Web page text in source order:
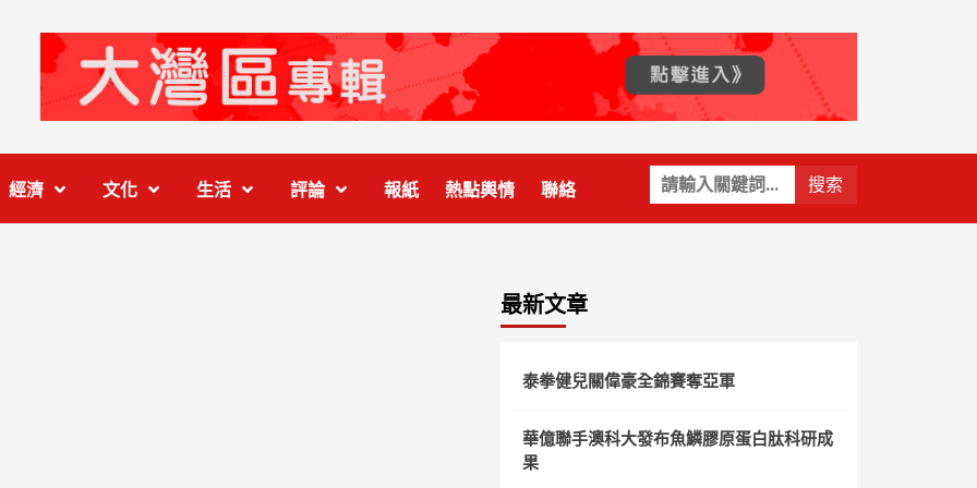
關
鍵
字:
經濟 文化 生活 評論 報紙 熱點輿情 聯絡
最新文章
泰拳健兒關偉豪全錦賽奪亞軍
華億聯手澳科大發布魚鱗膠原蛋白肽科研成
果